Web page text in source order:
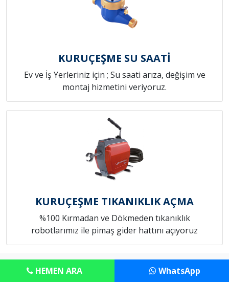
KURUÇEŞME SU SAATİ
Ev ve İş Yerleriniz için ; Su saati arıza, değişim ve
montaj hizmetini veriyoruz.
KURUÇEŞME TIKANIKLIK AÇMA
%100 Kırmadan ve Dökmeden tıkanıklık
robotlarımız ile pimaş gider hattını açıyoruz
HEMEN ARA WhatsApp
Copyright © Anadolu Konut Tamircim